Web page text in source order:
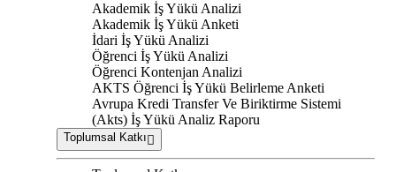
Akademik İş Yükü Analizi
Akademik İş Yükü Anketi
İdari İş Yükü Analizi
Öğrenci İş Yükü Analizi
Öğrenci Kontenjan Analizi
AKTS Öğrenci İş Yükü Belirleme Anketi
Avrupa Kredi Transfer Ve Biriktirme Sistemi
(Akts) İş Yükü Analiz Raporu
Toplumsal Katkı